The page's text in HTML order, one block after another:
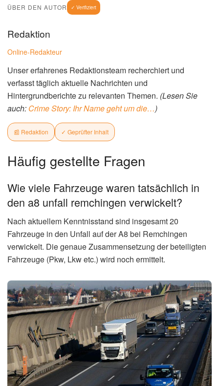
ÜBER DEN AUTOR ✓ Verifiziert
Redaktion
Online-Redakteur
Unser erfahrenes Redaktionsteam recherchiert und
verfasst täglich aktuelle Nachrichten und
Hintergrundberichte zu relevanten Themen. (Lesen Sie
auch: Crime Story: Ihr Name geht um die…)
📰 Redaktion ✓ Geprüfter Inhalt
Häufig gestellte Fragen
Wie viele Fahrzeuge waren tatsächlich in
den a8 unfall remchingen verwickelt?
Nach aktuellem Kenntnisstand sind insgesamt 20
Fahrzeuge in den Unfall auf der A8 bei Remchingen
verwickelt. Die genaue Zusammensetzung der beteiligten
Fahrzeuge (Pkw, Lkw etc.) wird noch ermittelt.